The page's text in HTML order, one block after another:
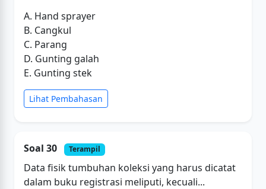
A. Hand sprayer
B. Cangkul
C. Parang
D. Gunting galah
E. Gunting stek
Lihat Pembahasan
Soal 30 Terampil
Data fisik tumbuhan koleksi yang harus dicatat
dalam buku registrasi meliputi, kecuali...